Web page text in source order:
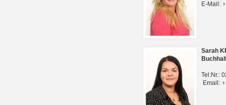
E-Mail:
Sarah
Tel:Nr.:
Email: